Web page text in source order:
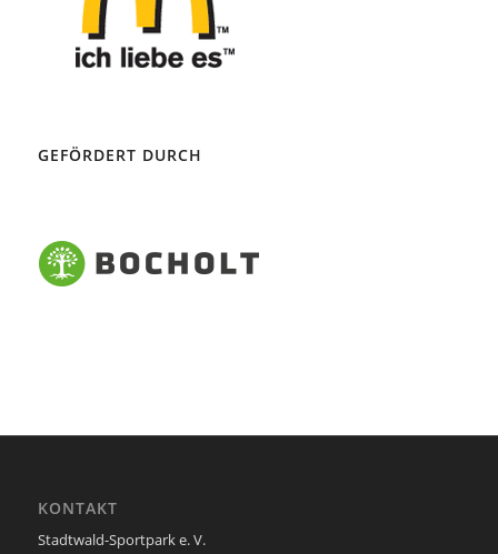
GEFÖRDERT DURCH
KONTAKT
Stadtwald-Sportpark e. V.